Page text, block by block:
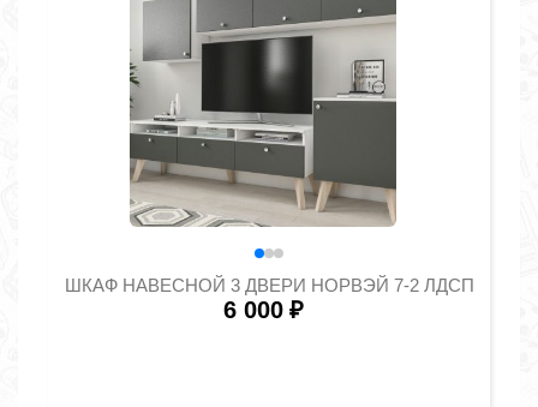
ШКАФ НАВЕСНОЙ 3 ДВЕРИ НОРВЭЙ 7-2 ЛДСП
6 000 ₽